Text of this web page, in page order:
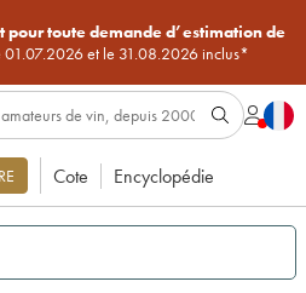
pour toute demande d’estimation de
01.07.2026 et le 31.08.2026 inclus*
Cote Encyclopédie